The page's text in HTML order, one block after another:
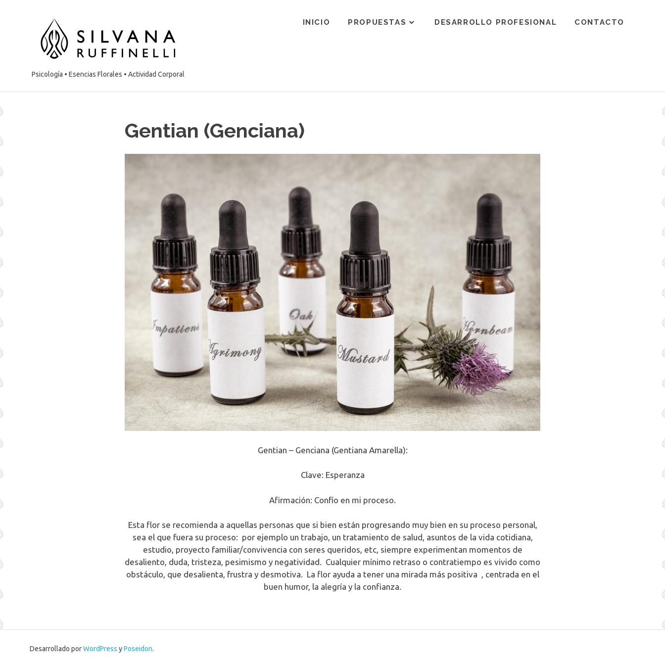
–
Esencias
Florales
Actividad
Corporal
Psicología • Esencias Florales • Actividad Corporal
INICIO PROPUESTAS DESARROLLO PROFESIONAL CONTACTO
Gentian (Genciana)
Gentian – Genciana (Gentiana Amarella):
Clave: Esperanza
Afirmación: Confío en mi proceso.
Esta flor se recomienda a aquellas personas que si bien están progresando muy bien en su proceso personal,
sea el que fuera su proceso: por ejemplo un trabajo, un tratamiento de salud, asuntos de la vida cotidiana,
estudio, proyecto familiar/convivencia con seres queridos, etc, siempre experimentan momentos de
desaliento, duda, tristeza, pesimismo y negatividad. Cualquier mínimo retraso o contratiempo es vivido como
obstáculo, que desalienta, frustra y desmotiva. La flor ayuda a tener una mirada más positiva , centrada en el
buen humor, la alegría y la confianza.
Desarrollado porWordPress yPoseidon.